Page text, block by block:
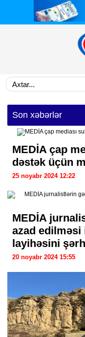
Son xəbərlər
MEDİA çap
dəstək üçün
25 noyabr 2024 12:22
MEDİA
azad edilməsi
layihəsini
20 noyabr 2024 15:55